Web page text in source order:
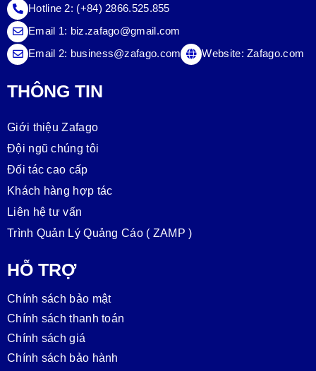
Hotline 2: (+84) 2866.525.855
Email 1: biz.zafago@gmail.com
Email 2: business@zafago.com Website:Zafago.com
THÔNG TIN
Giới thiệu Zafago
Đội ngũ chúng tôi
Đối tác cao cấp
Khách hàng hợp tác
Liên hệ tư vấn
Trình Quản Lý Quảng Cáo ( ZAMP )
HỖ TRỢ
Chính sách bảo mật
Chính sách thanh toán
Chính sách giá
Chính sách bảo hành